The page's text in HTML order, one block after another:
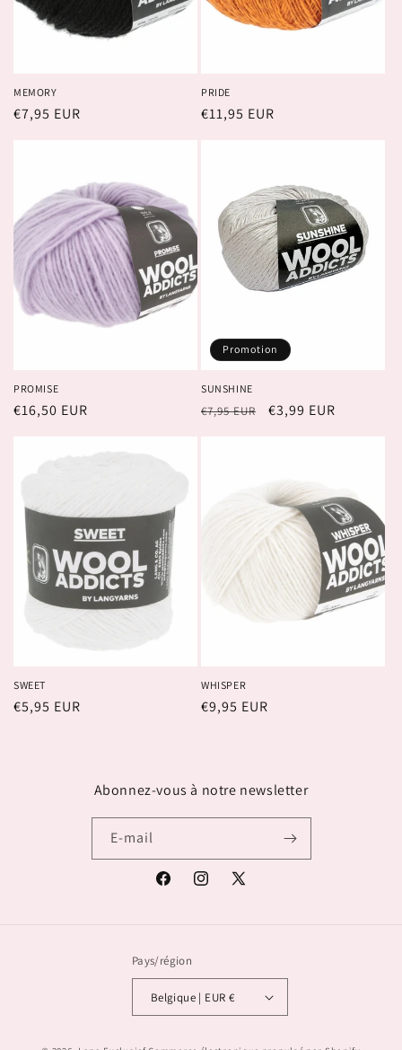
MEMORY
Prix
€7,95 EUR
PRIDE
Prix
€11,95 EUR
PROMISE
Prix
€16,50 EUR
Promotion
SUNSHINE
Prix
€7,95 EUR
Prix
€3,99 EUR
SWEET
Prix
€5,95 EUR
WHISPER
Prix
€9,95 EUR
Abonnez-vous à notre newsletter
E-mail
FacebookInstagram
X
Pays/région
Belgique | EUR €